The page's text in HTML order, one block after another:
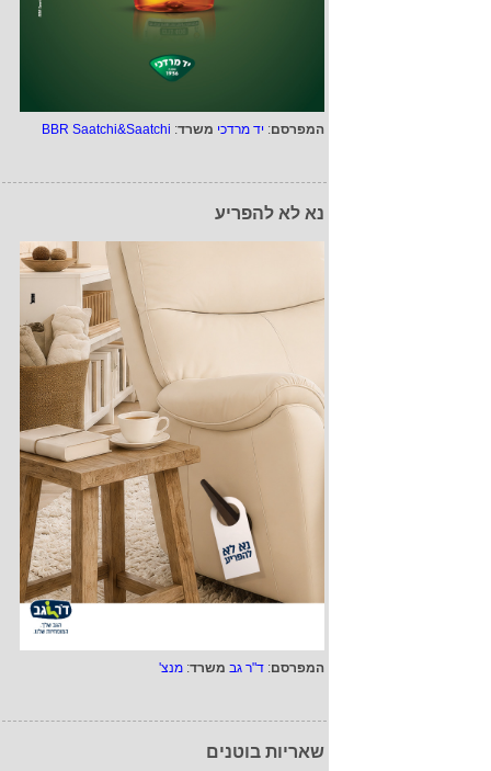
המפרסם: יד מרדכי משרד:
BBR Saatchi&Saatchi
נא לא להפריע
המפרסם: ד"ר גב משרד: מנצ'
שאריות בוטנים